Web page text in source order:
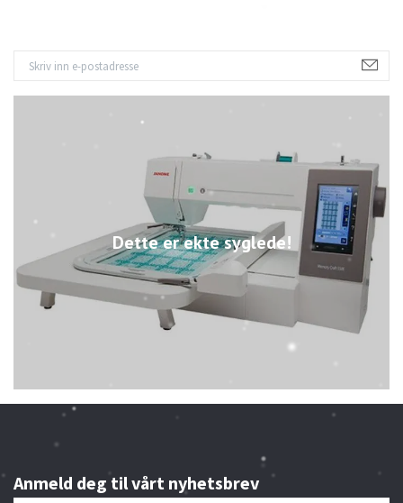
Dette er ekte syglede!
Anmeld deg til vårt nyhetsbrev